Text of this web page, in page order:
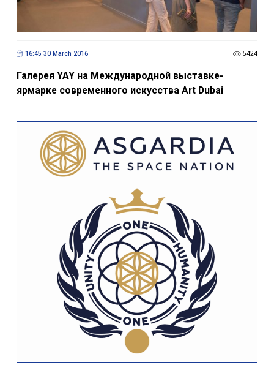
16:45 30 March 2016 5424
Галерея YAY на Международной выставке-
ярмарке современного искусства Art Dubai